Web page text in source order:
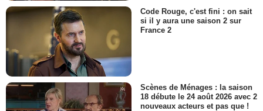
Code Rouge, c'est fini : on sait
si il y aura une saison 2 sur
France 2
Scènes de Ménages : la saison
18 débute le 24 août 2026 avec 2
nouveaux acteurs et pas que !